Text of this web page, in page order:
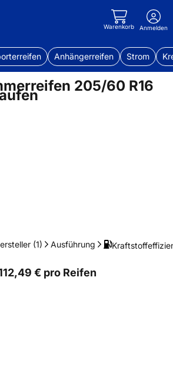
Warenkorb Anmelden
Anhängerreifen Strom
205/60 R16
(1) Ausführung
€ pro Reifen